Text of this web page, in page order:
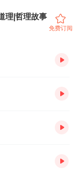
断地扰乱渔阳边
，使人民得以安居
盗贼时，颍川也就
去做太守。郭级到
词，不过“骆驿”是
的盗贼来降时，人
更多的是用绞丝旁
理|哲理故事
免费订阅